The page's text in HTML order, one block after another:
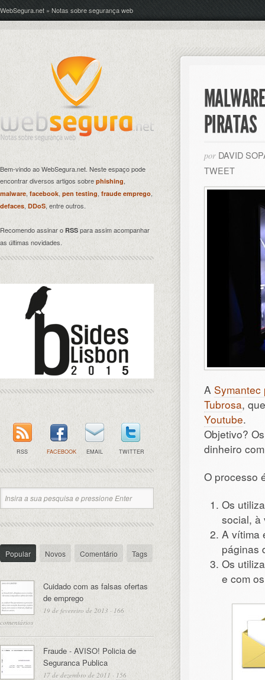
WebSegura.net » Notas sobre segurança web
PIRATAS
por DAVID
TWEET
A
Tubrosa,
Youtube.
Objetivo?
dinheiro
O processo
Os
social, à
A vítima
páginas
Os
e com
Bem-vindo ao WebSegura.net. Neste espaço pode
encontrar diversos artigos sobre phishing,
malware, facebook, pen testing fraude emprego,
defaces, DDoS, entre outros.
Recomendo assinar o RSS para assim acompanhar
as últimas novidades.
RSS FACEBOOK EMAIL TWITTER
Popular Novos Comentário Tags
Cuidado com as falsas ofertas
de emprego
19 de fevereiro de 2013 · 166
comentários
Fraude - AVISO! Policia de
Seguranca Publica
17 de dezembro de 2011 · 156